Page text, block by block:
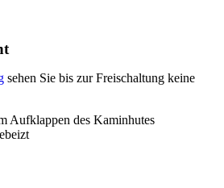
sehen Sie bis zur Freischaltung keine
Aufklappen des Kaminhutes